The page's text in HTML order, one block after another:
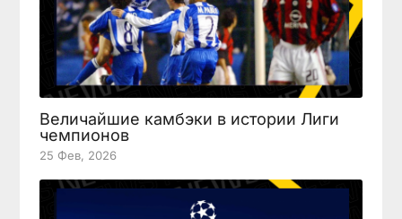
Величайшие камбэки в истории Лиги
чемпионов
25 Фев, 2026